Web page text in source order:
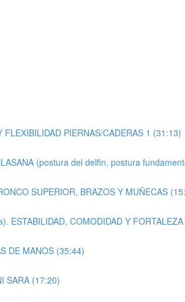
PIERNAS/CADERAS 1 (31:13)
(postura del delfin, postura
SUPERIOR, BRAZOS Y MUÑECAS
ESTABILIDAD, COMODIDAD Y
DE MANOS (35:44)
SARA (17:20)